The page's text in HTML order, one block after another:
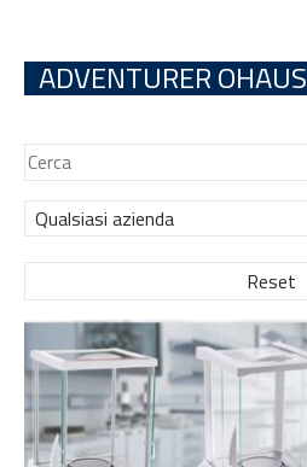
ADVENTURER OHAUS
Qualsiasi azienda
Reset